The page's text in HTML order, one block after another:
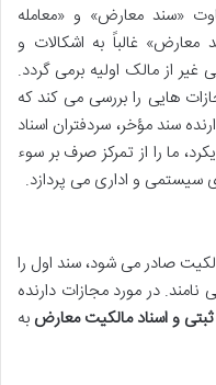
«سند معارض» و «معامله
غالباً به اشکالات و
از مالک اولیه برمی گردد.
هایی را بررسی می کند که
سند مؤخر، سردفتران اسناد
ما را از تمرکز صرف بر سوء
سیستمی و اداری می پردازد.
صادر می شود، سند اول را
در مورد مجازات دارنده
به